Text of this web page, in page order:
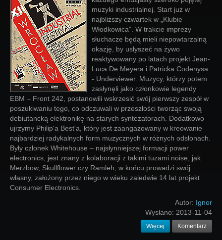
muzyki industrialnej. Start już w
najbliższy czwartek w „Klubie
Włodkowica”. W trakcie imprezy
słuchacze będą mieli niepowtarzalną
okazję, by usłyszeć na żywo
reaktywowany po latach projekt Jean-
Luca De Meyera i Patricka Codenysa
- Underviewer. Muzycy, którzy potem
zasłynęli jako członkowie legendy
EBM – Front 242, postanowili wskrzesić swój pierwszy zespół w
poszukiwaniu tego, co odczuwali w przeszłości tworząc swoją
debiutancką elektronikę na starych syntezatorach. Dodatkowo
ujrzymy Philip'a Best'a, który jest zaangażowany w kreowanie
najbardziej radykalnych form muzycznych w różnych odsłonach.
Były członek Whitehouse – najsłynniejszej formacji power
electronics, jest znany z kolaboracji z takimi tuzami noise, jak
Merzbow, Skullflower czy Ramleh, w końcu prowadzi swój
własny, założony przez niego w wieku zaledwie 14 lat projekt
Consumer Electronics.
Autor: Ignor
Wysłano: 2013-11-04
Więcej Komentarz